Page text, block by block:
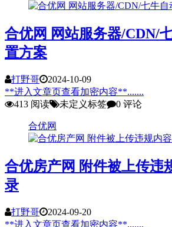
合优网 网站服务器/CDN/
置方案
打野哥
2024-10-09
**进入文章页查看加密内容**.......
413 阅读
未定义标签 0 评论
合优网
合优房产网 附件被上传违
录
打野哥
2024-09-20
**进入文章页查看加密内容**.......